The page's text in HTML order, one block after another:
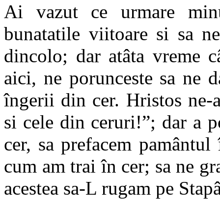
Ai vazut ce urmare
bunatatile viitoare si sa
dincolo; dar atâta vreme
aici, ne porunceste sa ne
îngerii din cer. Hristos ne-
si cele din ceruri!”; dar a
cer, sa prefacem
cum am trai în cer; sa ne
acestea sa-L rugam pe